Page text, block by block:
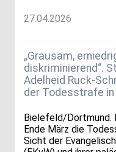
27.04.2026
„Grausam,
diskriminierend“.
Adelheid Ruck-
der Todesstrafe in
Bielefeld/Dortmund.
Ende März die
Sicht der